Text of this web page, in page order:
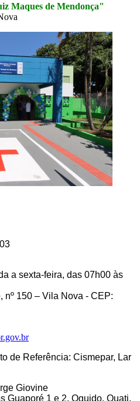
Maques de Mendonça"
a sexta-feira, das 07h00 às
nº 150 – Vila Nova - CEP:
de Referência: Cismepar, Lar
Giovine
Guaporé 1 e 2, Oguido, Quati,